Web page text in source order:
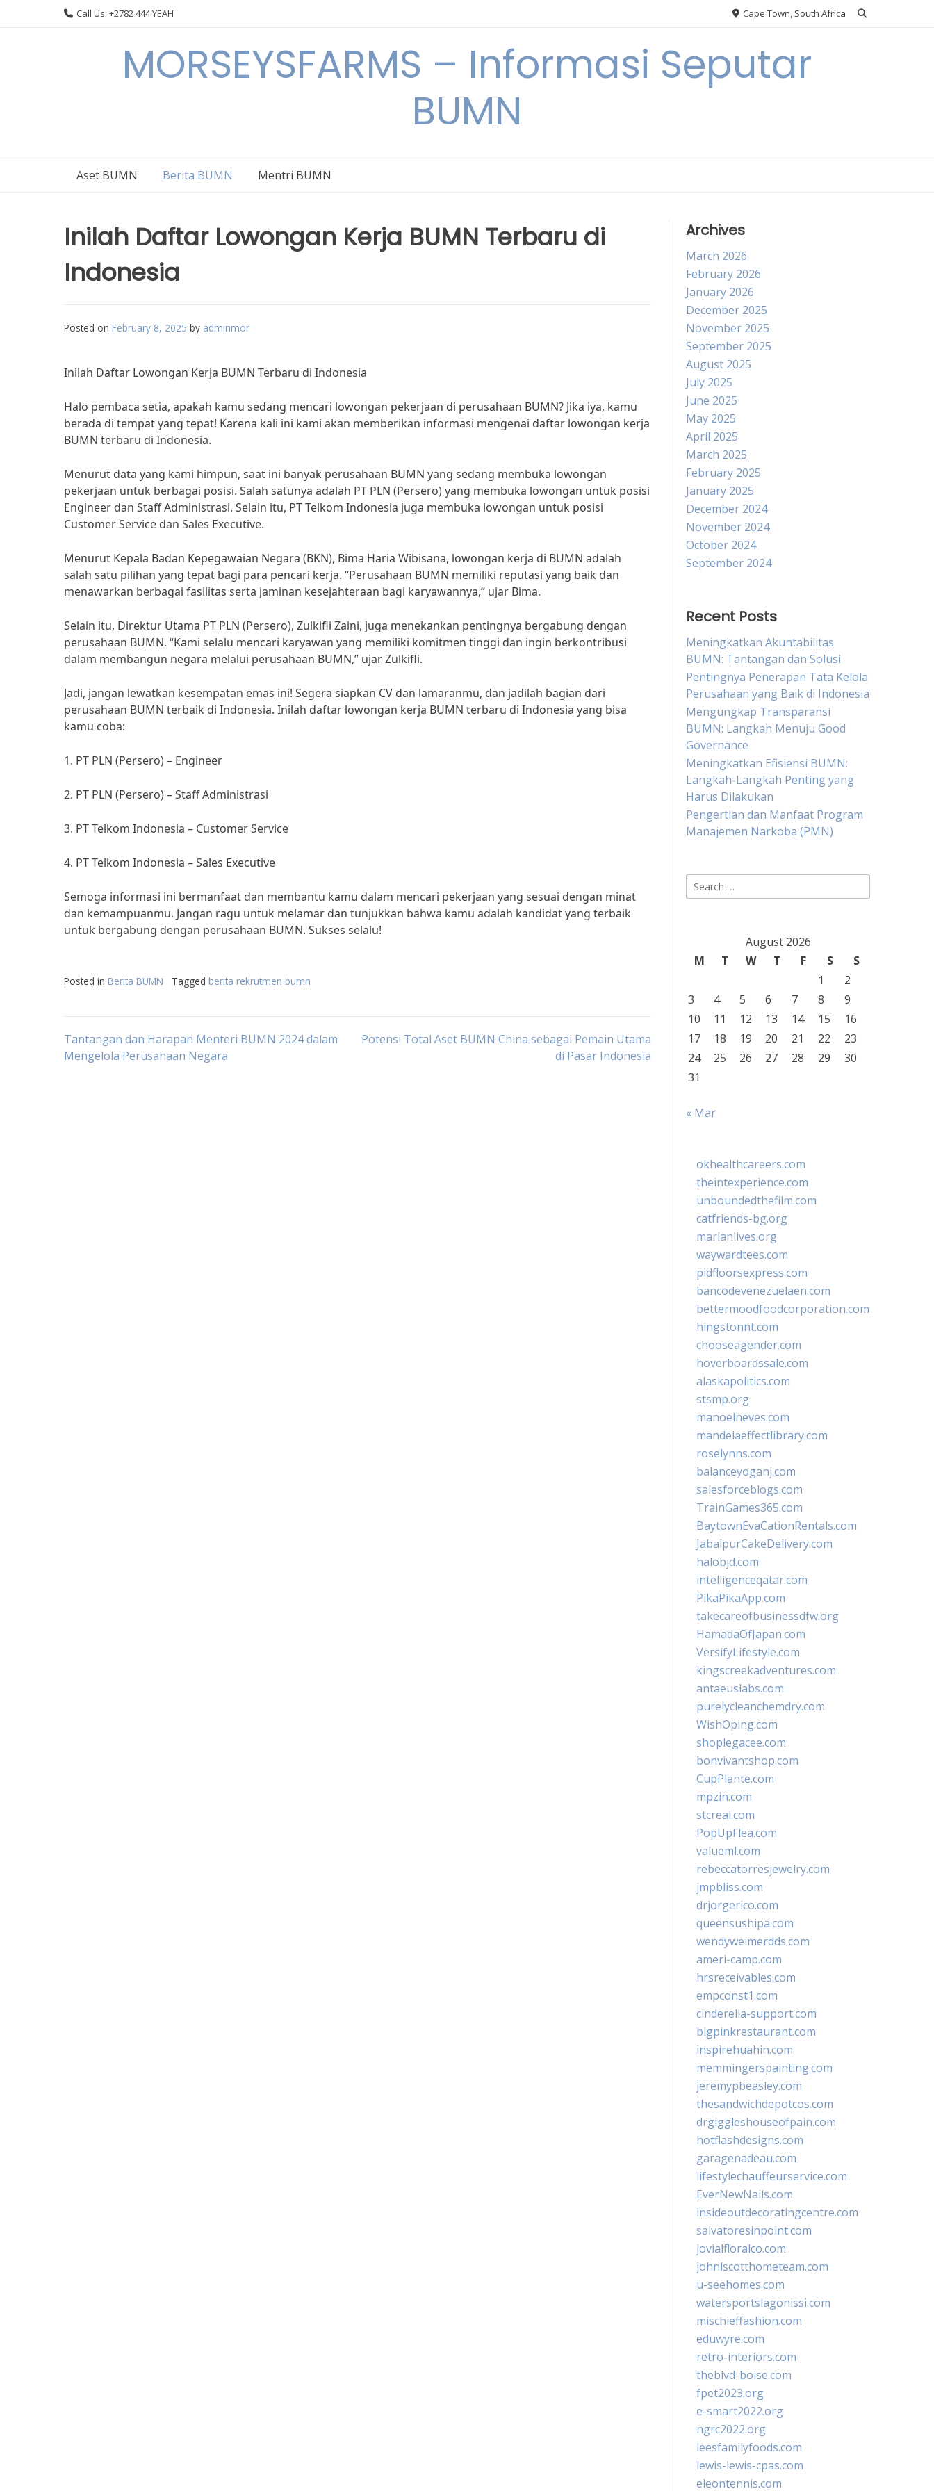
Call Us: +2782 444 YEAH Cape Town, South Africa
MORSEYSFARMS – Informasi Seputar
BUMN
Aset BUMN Berita BUMN Mentri BUMN
Inilah Daftar Lowongan Kerja BUMN Terbaru di
Indonesia
Posted on February 8, 2025 by adminmor
Inilah Daftar Lowongan Kerja BUMN Terbaru di Indonesia
Halo pembaca setia, apakah kamu sedang mencari lowongan pekerjaan di perusahaan BUMN? Jika iya, kamu
berada di tempat yang tepat! Karena kali ini kami akan memberikan informasi mengenai daftar lowongan kerja
BUMN terbaru di Indonesia.
Menurut data yang kami himpun, saat ini banyak perusahaan BUMN yang sedang membuka lowongan
pekerjaan untuk berbagai posisi. Salah satunya adalah PT PLN (Persero) yang membuka lowongan untuk posisi
Engineer dan Staff Administrasi. Selain itu, PT Telkom Indonesia juga membuka lowongan untuk posisi
Customer Service dan Sales Executive.
Menurut Kepala Badan Kepegawaian Negara (BKN), Bima Haria Wibisana, lowongan kerja di BUMN adalah
salah satu pilihan yang tepat bagi para pencari kerja. “Perusahaan BUMN memiliki reputasi yang baik dan
menawarkan berbagai fasilitas serta jaminan kesejahteraan bagi karyawannya,” ujar Bima.
Selain itu, Direktur Utama PT PLN (Persero), Zulkifli Zaini, juga menekankan pentingnya bergabung dengan
perusahaan BUMN. “Kami selalu mencari karyawan yang memiliki komitmen tinggi dan ingin berkontribusi
dalam membangun negara melalui perusahaan BUMN,” ujar Zulkifli.
Jadi, jangan lewatkan kesempatan emas ini! Segera siapkan CV dan lamaranmu, dan jadilah bagian dari
perusahaan BUMN terbaik di Indonesia. Inilah daftar lowongan kerja BUMN terbaru di Indonesia yang bisa
kamu coba:
1. PT PLN (Persero) – Engineer
2. PT PLN (Persero) – Staff Administrasi
3. PT Telkom Indonesia – Customer Service
4. PT Telkom Indonesia – Sales Executive
Semoga informasi ini bermanfaat dan membantu kamu dalam mencari pekerjaan yang sesuai dengan minat
dan kemampuanmu. Jangan ragu untuk melamar dan tunjukkan bahwa kamu adalah kandidat yang terbaik
untuk bergabung dengan perusahaan BUMN. Sukses selalu!
Posted in Berita BUMN Tagged berita rekrutmen bumn
Post
Tantangan dan Harapan Menteri BUMN 2024 dalam
Mengelola Perusahaan Negara
Potensi Total Aset BUMN China sebagai Pemain Utama
di Pasar Indonesia
Archives
March 2026
February 2026
January 2026
December 2025
November 2025
September 2025
August 2025
July 2025
June 2025
May 2025
April 2025
March 2025
February 2025
January 2025
December 2024
November 2024
October 2024
September 2024
Recent Posts
Meningkatkan Akuntabilitas
BUMN: Tantangan dan Solusi
Pentingnya Penerapan Tata Kelola
Perusahaan yang Baik di Indonesia
Mengungkap Transparansi
BUMN: Langkah Menuju Good
Governance
Meningkatkan Efisiensi BUMN:
Langkah-Langkah Penting yang
Harus Dilakukan
Pengertian dan Manfaat Program
Manajemen Narkoba (PMN)
Search
for:
August 2026
M
T W T F S
S
1
2
3
4 5 6 7 8
9
10
11 12 13 14 15
16
17
18 19 20 21 22
23
24
25 26 27 28 29
30
31
« Mar
okhealthcareers.com
theintexperience.com
unboundedthefilm.com
catfriends-bg.org
marianlives.org
waywardtees.com
pidfloorsexpress.com
bancodevenezuelaen.com
bettermoodfoodcorporation.com
hingstonnt.com
chooseagender.com
hoverboardssale.com
alaskapolitics.com
stsmp.org
manoelneves.com
mandelaeffectlibrary.com
roselynns.com
balanceyoganj.com
salesforceblogs.com
TrainGames365.com
BaytownEvaCationRentals.com
JabalpurCakeDelivery.com
halobjd.com
intelligenceqatar.com
PikaPikaApp.com
takecareofbusinessdfw.org
HamadaOfJapan.com
VersifyLifestyle.com
kingscreekadventures.com
antaeuslabs.com
purelycleanchemdry.com
WishOping.com
shoplegacee.com
bonvivantshop.com
CupPlante.com
mpzin.com
stcreal.com
PopUpFlea.com
valueml.com
rebeccatorresjewelry.com
jmpbliss.com
drjorgerico.com
queensushipa.com
wendyweimerdds.com
ameri-camp.com
hrsreceivables.com
empconst1.com
cinderella-support.com
bigpinkrestaurant.com
inspirehuahin.com
memmingerspainting.com
jeremypbeasley.com
thesandwichdepotcos.com
drgiggleshouseofpain.com
hotflashdesigns.com
garagenadeau.com
lifestylechauffeurservice.com
EverNewNails.com
insideoutdecoratingcentre.com
salvatoresinpoint.com
jovialfloralco.com
johnlscotthometeam.com
u-seehomes.com
watersportslagonissi.com
mischieffashion.com
eduwyre.com
retro-interiors.com
theblvd-boise.com
fpet2023.org
e-smart2022.org
ngrc2022.org
leesfamilyfoods.com
lewis-lewis-cpas.com
eleontennis.com